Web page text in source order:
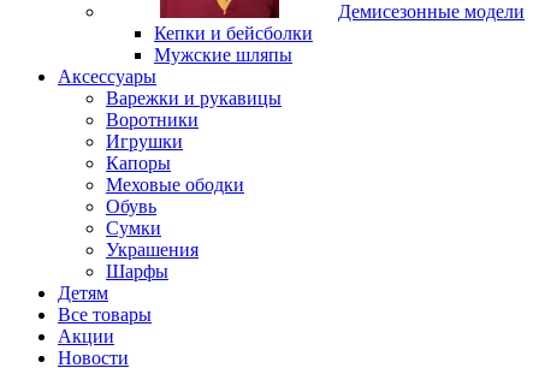
Демисезонные модели
Кепки и бейсболки
Мужские шляпы
Аксессуары
Варежки и рукавицы
Воротники
Игрушки
Капоры
Меховые ободки
Обувь
Сумки
Украшения
Шарфы
Детям
Все товары
Акции
Новости